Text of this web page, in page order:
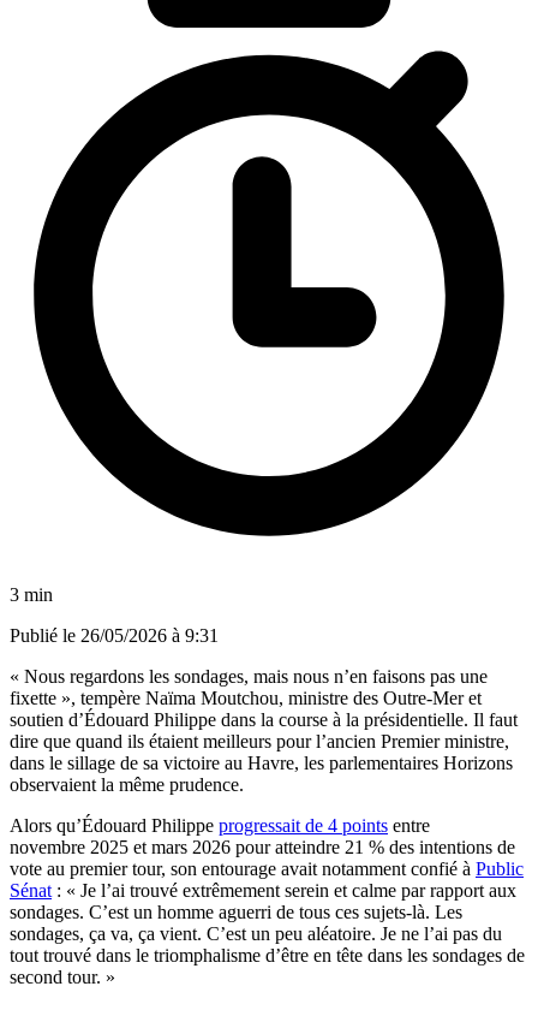
3 min
Publié le 26/05/2026 à 9:31
« Nous regardons les sondages, mais nous n’en faisons pas une
fixette », tempère Naïma Moutchou, ministre des Outre-Mer et
soutien d’Édouard Philippe dans la course à la présidentielle. Il faut
dire que quand ils étaient meilleurs pour l’ancien Premier ministre,
dans le sillage de sa victoire au Havre, les parlementaires Horizons
observaient la même prudence.
Alors qu’Édouard Philippe progressait de 4 points entre
novembre 2025 et mars 2026 pour atteindre 21 % des intentions de
vote au premier tour, son entourage avait notamment confié à Public
Sénat : « Je l’ai trouvé extrêmement serein et calme par rapport aux
sondages. C’est un homme aguerri de tous ces sujets-là. Les
sondages, ça va, ça vient. C’est un peu aléatoire. Je ne l’ai pas du
tout trouvé dans le triomphalisme d’être en tête dans les sondages de
second tour. »